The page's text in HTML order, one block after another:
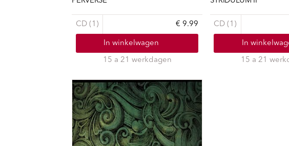
CD (1) € 9.99
In winkelwagen
15 a 21 werkdagen
CD (1)
In
15 a 21